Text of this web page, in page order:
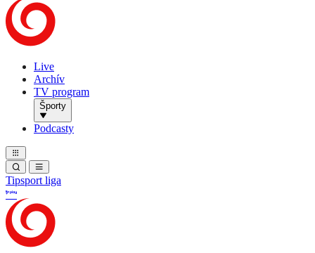
Live
Archív
TV program
Športy
Podcasty
Tipsport liga